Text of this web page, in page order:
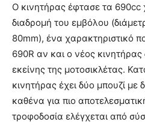
Ο κινητήρας έφτασε τα 690cc
διαδρομή του εμβόλου
80mm), ένα χαρακτηριστικό
690R αν και ο νέος
εκείνης της μοτοσικλέτας.
κινητήρας έχει δύο μπουζί
καθένα για πιο
τροφοδοσία ελέγχεται από